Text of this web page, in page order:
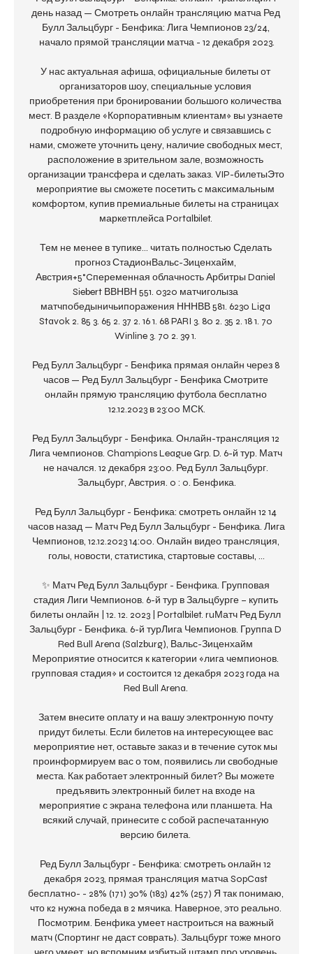
день назад — Смотреть онлайн трансляцию матча Ред
Булл Зальцбург - Бенфика: Лига Чемпионов 23/24,
начало прямой трансляции матча - 12 декабря 2023.
У нас актуальная афиша, официальные билеты от
организаторов шоу, специальные условия
приобретения при бронировании большого количества
мест. В разделе «Корпоративным клиентам» вы узнаете
подробную информацию об услуге и связавшись с
нами, сможете уточнить цену, наличие свободных мест,
расположение в зрительном зале, возможность
организации трансфера и сделать заказ. VIP-билетыЭто
мероприятие вы сможете посетить с максимальным
комфортом, купив премиальные билеты на страницах
маркетплейса Portalbilet.
Тем не менее в тупике... читать полностью Сделать
прогноз СтадионВальс-Зиценхайм,
Австрия+5°Cпеременная облачность Арбитры Daniel
Siebert ВВНВН 551. 0320 матчиголыза
матчпобедыничьипоражения НННВВ 581. 6230 Liga
Stavok 2. 85 3. 65 2. 37 2. 16 1. 68 PARI 3. 80 2. 35 2. 18 1. 70
Winline 3. 70 2. 39 1.
Ред Булл Зальцбург - Бенфика прямая онлайн через 8
часов — Ред Булл Зальцбург - Бенфика Смотрите
онлайн прямую трансляцию футбола бесплатно
12.12.2023 в 23:00 МСК.
Ред Булл Зальцбург - Бенфика. Онлайн-трансляция 12
Лига чемпионов. Champions League Grp. D. 6-й тур. Матч
не начался. 12 декабря 23:00. Ред Булл Зальцбург.
Зальцбург, Австрия. 0 : 0. Бенфика.
Ред Булл Зальцбург - Бенфика: смотреть онлайн 12 14
часов назад — Матч Ред Булл Зальцбург - Бенфика. Лига
Чемпионов, 12.12.2023 14:00. Онлайн видео трансляция,
голы, новости, статистика, стартовые составы, ...
✨ Матч Ред Булл Зальцбург - Бенфика. Групповая
стадия Лиги Чемпионов. 6-й тур в Зальцбурге – купить
билеты онлайн | 12. 12. 2023 | Portalbilet. ruМатч Ред Булл
Зальцбург - Бенфика. 6-й турЛига Чемпионов. Группа D
Red Bull Arena (Salzburg), Вальс-Зиценхайм
Мероприятие относится к категории «лига чемпионов.
групповая стадия» и состоится 12 декабря 2023 года на
Red Bull Arena.
Затем внесите оплату и на вашу электронную почту
придут билеты. Если билетов на интересующее вас
мероприятие нет, оставьте заказ и в течение суток мы
проинформируем вас о том, появились ли свободные
места. Как работает электронный билет? Вы можете
предъявить электронный билет на входе на
мероприятие с экрана телефона или планшета. На
всякий случай, принесите с собой распечатанную
версию билета.
Ред Булл Зальцбург - Бенфика: смотреть онлайн 12
декабря 2023, прямая трансляция матча SopCast
бесплатно- - 28% (171) 30% (183) 42% (257) Я так понимаю,
что к2 нужна победа в 2 мячика. Наверное, это реально.
Посмотрим. Бенфика умеет настроиться на важный
матч (Спортинг не даст соврать). Зальцбург тоже много